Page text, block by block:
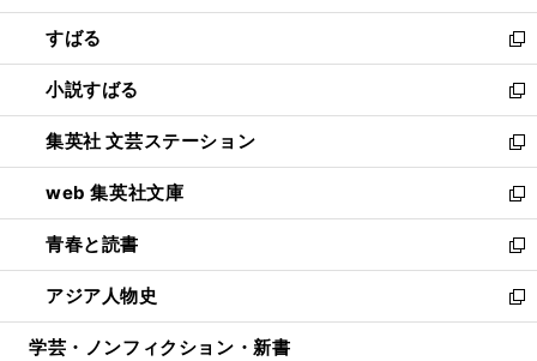
開
く
ウ
で
開
く
ン
ド
ウ
で
開
く
すばる
新
し
い
ウ
ィ
ン
ド
ウ
で
開
く
小説すばる
新
し
い
ウ
ィ
ン
ド
ウ
で
開
集英社 文芸ステーション
新
し
い
ウ
ィ
ン
ド
ウ
web 集英社文庫
新
し
い
ウ
ィ
ン
青春と読書
新
し
い
ウ
アジア人物史
新
し
学芸・ノンフィクション・新書